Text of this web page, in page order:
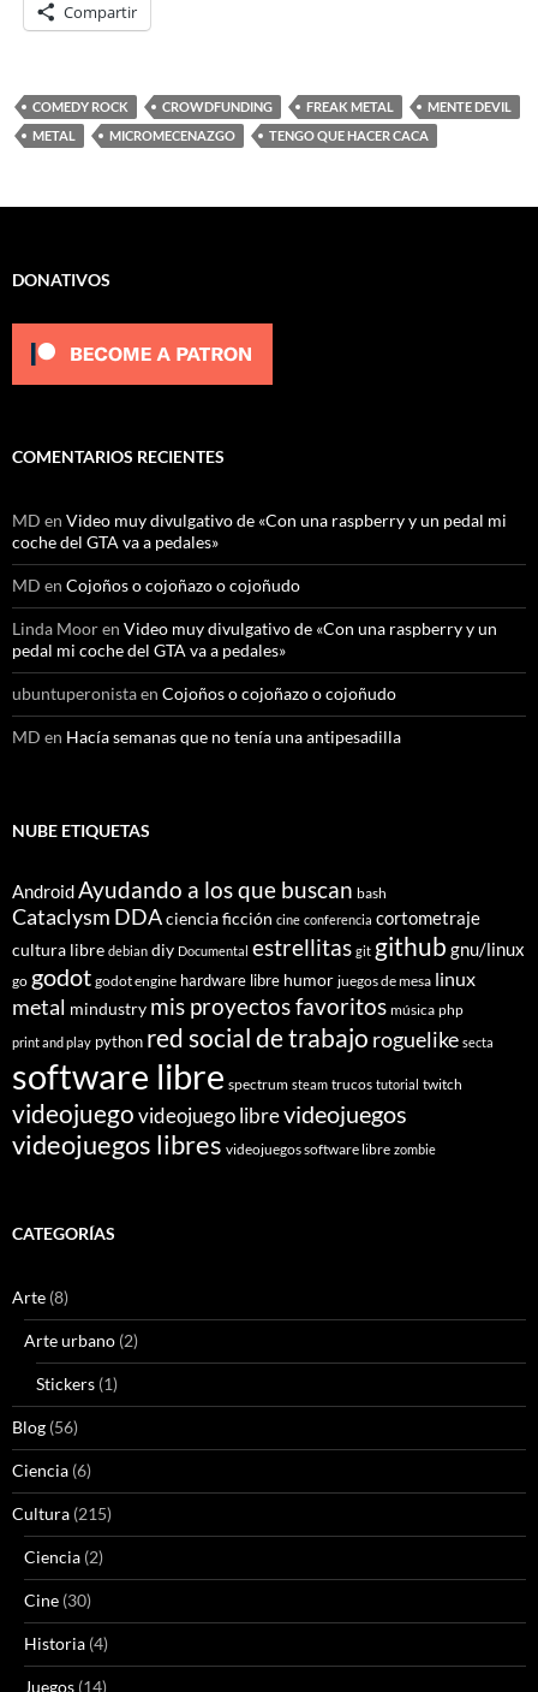
Compartir
COMEDY ROCK CROWDFUNDING FREAK METAL
MENTE DEVIL
METAL
MICROMECENAZGO TENGO QUE HACER CACA
DONATIVOS
COMENTARIOS RECIENTES
MD en Video muy divulgativo de «Con una raspberry y un pedal mi
coche del GTA va a pedales»
MD en Cojoños o cojoñazo o cojoñudo
Linda Mooren Video muy divulgativo de «Con una raspberry y un
pedal mi coche del GTA va a pedales»
ubuntuperonistaen Cojoños o cojoñazo o cojoñudo
MD en Hacía semanas que no tenía una antipesadilla
NUBE ETIQUETAS
AndroidAyudando a los que buscan bash
Cataclysm DDAciencia ficción cine conferencia cortometraje
cultura libre debian diy Documental estrellitas git github gnu/linux
go godot godot engine hardware libre humor juegos de mesa linux
metal mindustry mis proyectos favoritos música php
print and play python red social de trabajo roguelike secta
software libre spectrum steam trucos tutorial twitch
videojuegovideojuego librevideojuegos
videojuegos libres videojuegos software libre zombie
CATEGORÍAS
Arte (8)
Arte urbano (2)
Stickers (1)
Blog (56)
Ciencia (6)
Cultura (215)
Ciencia (2)
Cine (30)
Historia (4)
Juegos (14)